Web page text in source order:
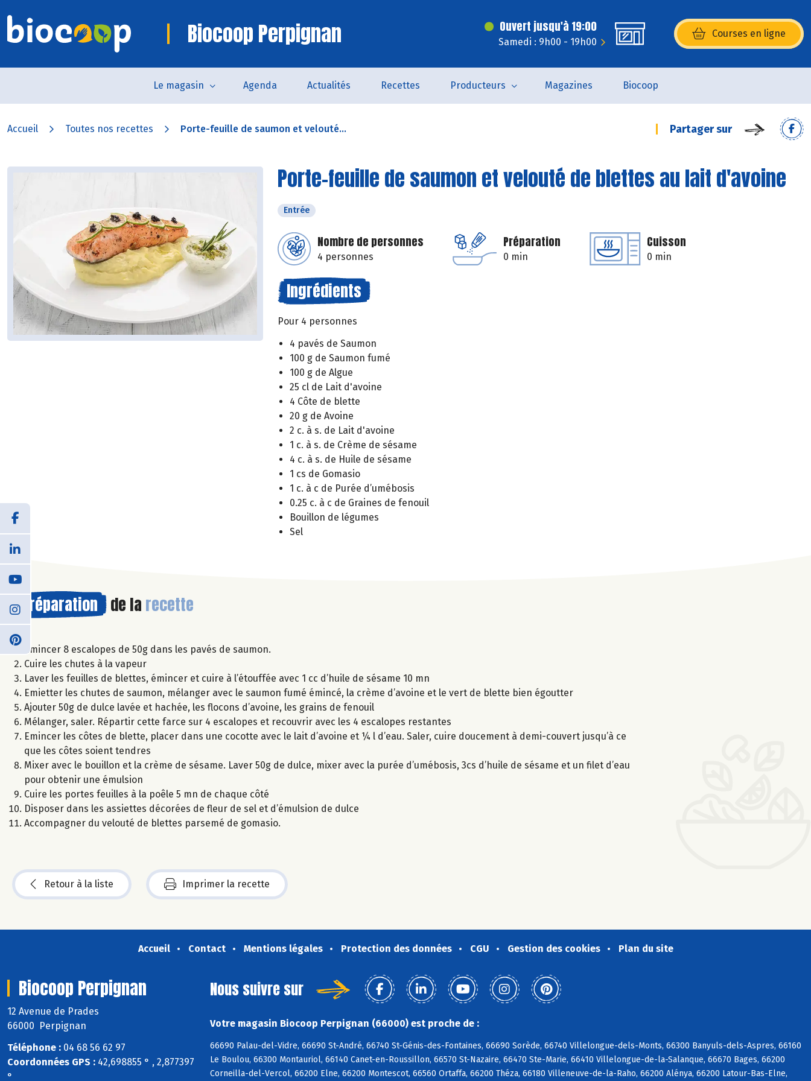
Biocoop Perpignan Ouvert jusqu'à 19:00
Samedi : 9h00 - 19h00
Courses en ligne
(s’ouvre dans une nouvelle
Le magasin Agenda Actualités Recettes Producteurs Magazines Biocoop
Accueil Toutes nos recettes Porte-feuille de saumon et velouté... Partager sur
Porte-feuille de saumon et velouté de blettes au lait d'avoine
Entrée
Nombre de personnes
4 personnes
Préparation
0 min
Cuisson
0 min
Ingrédients
Pour 4 personnes
4 pavés de Saumon
100 g de Saumon fumé
100 g de Algue
25 cl de Lait d'avoine
4 Côte de blette
20 g de Avoine
2 c. à s. de Lait d'avoine
1 c. à s. de Crème de sésame
4 c. à s. de Huile de sésame
1 cs de Gomasio
1 c. à c de Purée d’umébosis
0.25 c. à c de Graines de fenouil
Bouillon de légumes
Sel
Préparation de la recette
Emincer 8 escalopes de 50g dans les pavés de saumon.
Cuire les chutes à la vapeur
Laver les feuilles de blettes, émincer et cuire à l’étouffée avec 1 cc d’huile de sésame 10 mn
Emietter les chutes de saumon, mélanger avec le saumon fumé émincé, la crème d’avoine et le vert de blette bien égoutter
Ajouter 50g de dulce lavée et hachée, les flocons d’avoine, les grains de fenouil
Mélanger, saler. Répartir cette farce sur 4 escalopes et recouvrir avec les 4 escalopes restantes
Emincer les côtes de blette, placer dans une cocotte avec le lait d’avoine et ¼ l d’eau. Saler, cuire doucement à demi-couvert jusqu’à ce
que les côtes soient tendres
Mixer avec le bouillon et la crème de sésame. Laver 50g de dulce, mixer avec la purée d’umébosis, 3cs d’huile de sésame et un filet d’eau
pour obtenir une émulsion
Cuire les portes feuilles à la poêle 5 mn de chaque côté
Disposer dans les assiettes décorées de fleur de sel et d’émulsion de dulce
Accompagner du velouté de blettes parsemé de gomasio.
Retour à la liste Imprimer la recette
Accueil Contact Mentions légales Protection des données CGU Gestion des cookies Plan du site
Biocoop Perpignan
12 Avenue de Prades
66000 Perpignan
Téléphone : 04 68 56 62 97
Coordonnées GPS : 42,698855 ° , 2,877397
°
Nous suivre sur
Votre magasin Biocoop Perpignan (66000) est proche de :
66690 Palau-del-Vidre, 66690 St-André, 66740 St-Génis-des-Fontaines, 66690 Sorède, 66740 Villelongue-dels-Monts, 66300 Banyuls-dels-Aspres, 66160
Le Boulou, 66300 Montauriol, 66140 Canet-en-Roussillon, 66570 St-Nazaire, 66470 Ste-Marie, 66410 Villelongue-de-la-Salanque, 66670 Bages, 66200
Corneilla-del-Vercol, 66200 Elne, 66200 Montescot, 66560 Ortaffa, 66200 Théza, 66180 Villeneuve-de-la-Raho, 66200 Alénya, 66200 Latour-Bas-Elne,